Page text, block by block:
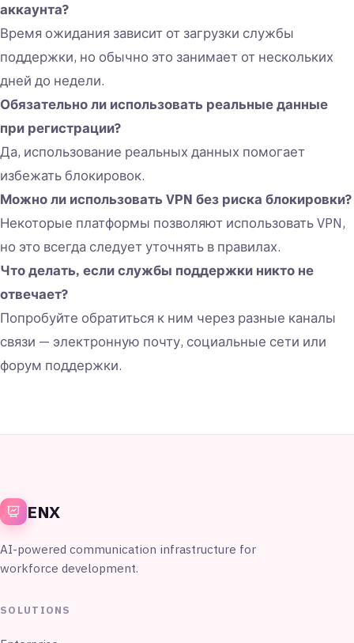
аккаунта?
Время ожидания зависит от загрузки службы
поддержки, но обычно это занимает от нескольких
дней до недели.
Обязательно ли использовать реальные данные
при регистрации?
Да, использование реальных данных помогает
избежать блокировок.
Можно ли использовать VPN без риска блокировки?
Некоторые платформы позволяют использовать VPN,
но это всегда следует уточнять в правилах.
Что делать, если службы поддержки никто не
отвечает?
Попробуйте обратиться к ним через разные каналы
связи — электронную почту, социальные сети или
форум поддержки.
ENX
AI-powered communication infrastructure for
workforce development.
SOLUTIONS